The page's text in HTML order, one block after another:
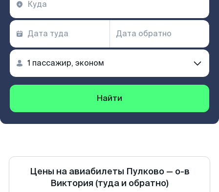
Найти
Цены на авиабилеты Пулково— о-в
Виктория (туда и обратно)